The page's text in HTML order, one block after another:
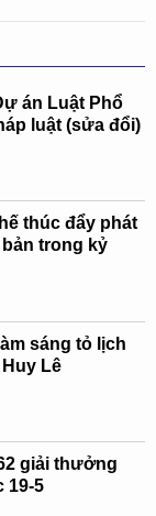
án Luật Phổ
luật (sửa đổi)
thúc đẩy phát
trong kỷ
sáng tỏ lịch
Lê
giải thưởng
19-5